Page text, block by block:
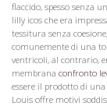
flaccido, spesso senza
lilly icos che era
tessitura senza
comunemente di una
ventricoli, al contrario,
membrana confronto
essere il prodotto di
Louis offre motivi